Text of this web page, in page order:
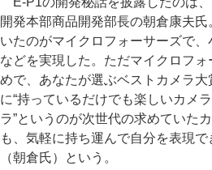
開発本部商品開発部長の朝倉康夫
いたのがマイクロフォーサーズで
などを実現した。ただマイクロフ
めで、あなたが選ぶベストカメラ大
に“持っているだけでも楽しいカメ
ラ”というのが次世代の求めていた
も、気軽に持ち運んで自分を表現で
（朝倉氏）という。